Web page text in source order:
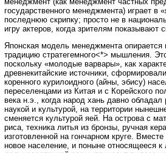
государственного менеджмента) играет в
последнюю скрипку; просто не в
игру актеров, когда зрителям показывают
Японская модель менеджмента опирается
традицию стратегемного<*> мышления.
поскольку «молодые варвары», как
древнекитайские источники,
коренного курилоидного (айны, эбису)
переселенцами из Китая и с Корейского
века н.э., когда народ хань давно
наукой и культурой, на территории
сменяется культурой яей. На острова с
риса, техника литья из бронзы, ручная
изготовленной на гончарном круге.
новое население, и поныне относящееся к